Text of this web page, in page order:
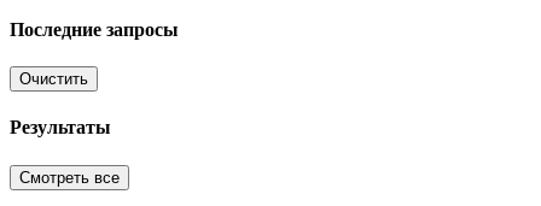
Последние запросы
Очистить
Результаты
Смотреть все